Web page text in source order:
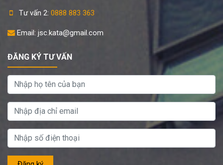
Tư vấn 2: 0888 883 363
Email: jsc.kata@gmail.com
ĐĂNG KÝ TƯ VẤN